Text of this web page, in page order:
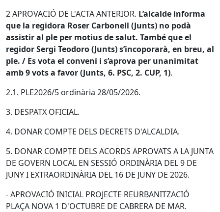
2 APROVACIÓ DE L'ACTA ANTERIOR. L’alcalde informa
que la regidora Roser Carbonell (Junts) no podà
assistir al ple per motius de salut. També que el
regidor Sergi Teodoro (Junts) s’incoporarà, en breu, al
ple. / Es vota el conveni i s’aprova per unanimitat
amb 9 vots a favor (Junts, 6. PSC, 2. CUP, 1).
2.1. PLE2026/5 ordinària 28/05/2026.
3. DESPATX OFICIAL.
4. DONAR COMPTE DELS DECRETS D'ALCALDIA.
5. DONAR COMPTE DELS ACORDS APROVATS A LA JUNTA
DE GOVERN LOCAL EN SESSIÓ ORDINÀRIA DEL 9 DE
JUNY I EXTRAORDINÀRIA DEL 16 DE JUNY DE 2026.
- APROVACIÓ INICIAL PROJECTE REURBANITZACIÓ
PLAÇA NOVA 1 D'OCTUBRE DE CABRERA DE MAR.